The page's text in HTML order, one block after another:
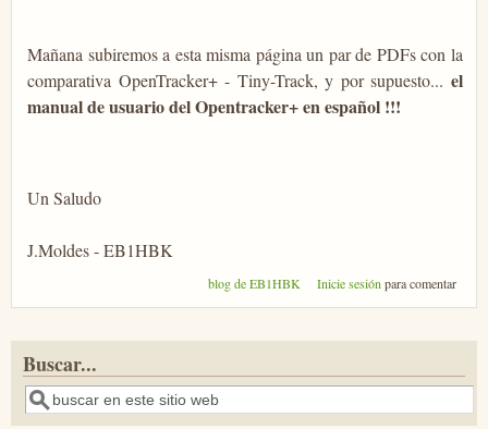
Mañana subiremos a esta misma página un par de PDFs con la
comparativa OpenTracker+ - Tiny-Track, y por supuesto... el
manual de usuario del Opentracker+ en español !!!
Un Saludo
J.Moldes - EB1HBK
blog de EB1HBK Inicie sesión para comentar
Buscar...
Buscar